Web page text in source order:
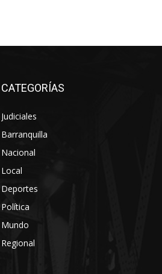
CATEGORÍAS
Judiciales
Barranquilla
Nacional
Local
Deportes
Política
Mundo
Regional